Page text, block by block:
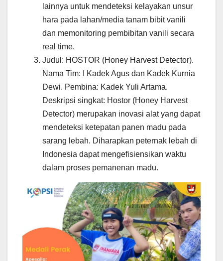
lainnya untuk mendeteksi kelayakan unsur
hara pada lahan/media tanam bibit vanili
dan memonitoring pembibitan vanili secara
real time.
Judul: HOSTOR (Honey Harvest Detector).
Nama Tim: I Kadek Agus dan Kadek Kurnia
Dewi. Pembina: Kadek Yuli Artama.
Deskripsi singkat: Hostor (Honey Harvest
Detector) merupakan inovasi alat yang dapat
mendeteksi ketepatan panen madu pada
sarang lebah. Diharapkan peternak lebah di
Indonesia dapat mengefisiensikan waktu
dalam proses pemanenan madu.